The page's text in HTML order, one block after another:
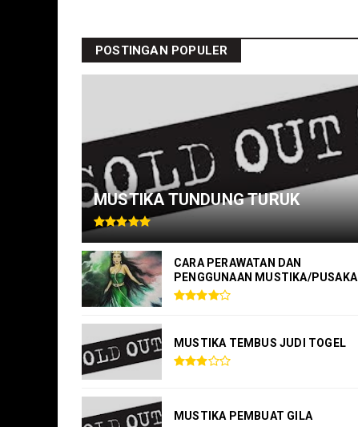
POSTINGAN POPULER
MUSTIKA TUNDUNG TURUK
CARA PERAWATAN DAN
PENGGUNAAN MUSTIKA/PUSAKA
MUSTIKA TEMBUS JUDI TOGEL
MUSTIKA PEMBUAT GILA